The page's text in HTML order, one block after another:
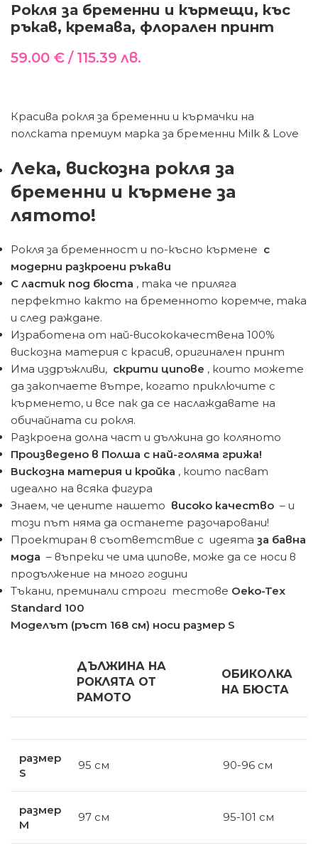
Рокля за бременни и кърмещи, къс
ръкав, кремава, флорален принт
59.00 € / 115.39 лв.
Красива рокля за бременни и кърмачки на
полската премиум марка за бременни Milk & Love
Лека, вискозна рокля за
бременни и кърмене за
лятото!
Рокля за бременност и по-късно кърмене с
модерни разкроени ръкави
С ластик под бюста , така че приляга
перфектно както на бременното коремче, така
и след раждане.
Изработена от най-висококачествена 100%
вискозна материя с красив, оригинален принт
Има издръжливи, скрити ципове , които можете
да закопчаете вътре, когато приключите с
кърменето, и все пак да се наслаждавате на
обичайната си рокля.
Разкроена долна част и дължина до коляното
Произведено в Полша с най-голяма грижа!
Вискозна материя и кройка , които пасват
идеално на всяка фигура
Знаем, че цените нашето високо качество – и
този път няма да останете разочаровани!
Проектиран в съответствие с идеята за бавна
мода – въпреки че има ципове, може да се носи в
продължение на много години
Тъкани, преминали строги тестове Oeko-Tex
Standard 100
Моделът (ръст 168 см) носи размер S
ДЪЛЖИНА НА
РОКЛЯТА ОТ
РАМОТО
ОБИКОЛКА
НА БЮСТА
размер
S
95 см 90-96 см
размер
М
97 см 95-101 см